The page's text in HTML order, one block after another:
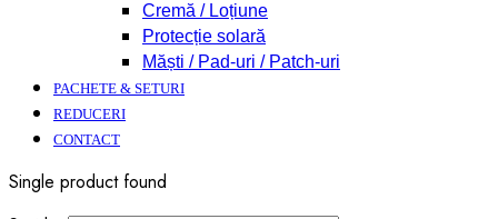
Cremă / Loțiune
Protecție solară
Măști / Pad-uri / Patch-uri
PACHETE & SETURI
REDUCERI
CONTACT
Single product found